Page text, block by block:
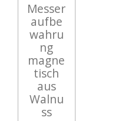
Messer
aufbe
wahru
ng
magne
tisch
aus
Walnu
ss